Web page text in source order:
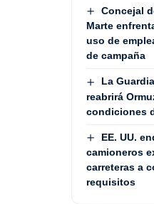
Concejal
Marte
uso de
de campaña
La
reabrirá
condiciones
EE. UU.
camioneros
carreteras a
requisitos